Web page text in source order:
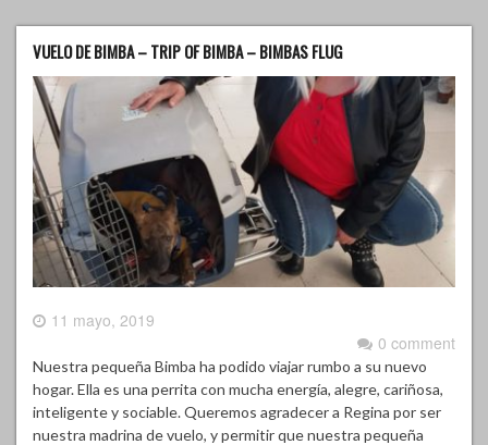
VUELO DE BIMBA – TRIP OF BIMBA – BIMBAS FLUG
11 mayo, 2019
0 comment
Nuestra pequeña Bimba ha podido viajar rumbo a su nuevo
hogar. Ella es una perrita con mucha energía, alegre, cariñosa,
inteligente y sociable. Queremos agradecer a Regina por ser
nuestra madrina de vuelo, y permitir que nuestra pequeña